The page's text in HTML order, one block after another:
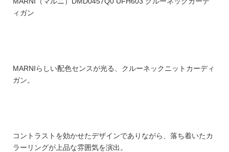
ィガン
MARNIらしい配色センスが光る、クルーネックニットカーディ
ガン。
コントラストを効かせたデザインでありながら、落ち着いたカ
ラーリングが上品な雰囲気を演出。